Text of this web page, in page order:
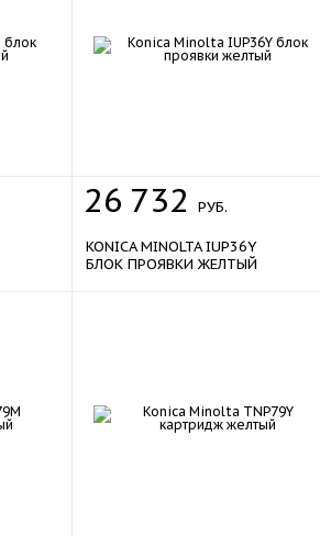
26 732 РУБ.
KONICA MINOLTA IUP36Y
БЛОК ПРОЯВКИ ЖЕЛТЫЙ